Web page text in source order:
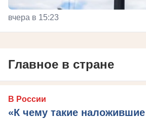
вчера в 15:23
Главное в стране
В России
«К чему такие